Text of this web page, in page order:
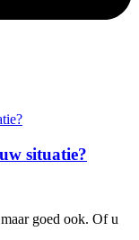
situatie?
goed ook. Of u